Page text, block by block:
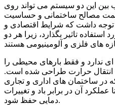
این دو سیستم می تواند روی
قیمت مصالح ساختمانی و حساسیت
توجه داشت که شرایط اقتصادی و
تاثیر بگذارد، زیرا هر دو
ندارد و فقط بارهای محیطی را
انتقال حرارت طراحی شده است.
در ساختمان های اداری و تجاری
آن در برابر باد و تغییرات
دمایی حفظ شود.